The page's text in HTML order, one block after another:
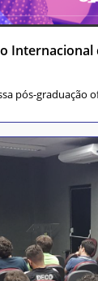
Internacional
pós-graduação